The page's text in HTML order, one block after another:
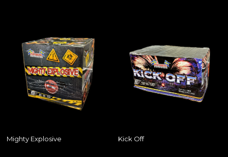
Mighty Explosive Kick Off